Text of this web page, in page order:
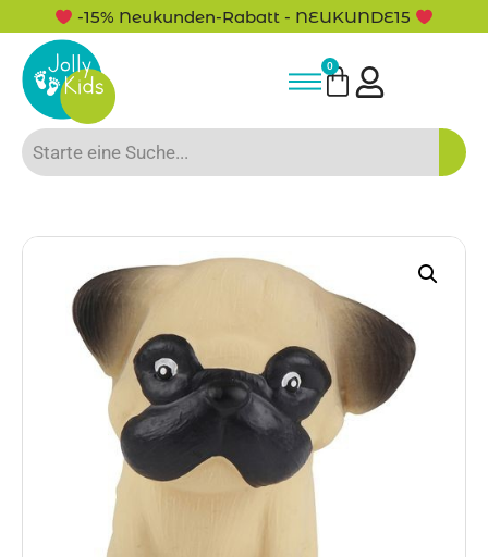
5% Rabatt bei Newsletter Anmeldung
0